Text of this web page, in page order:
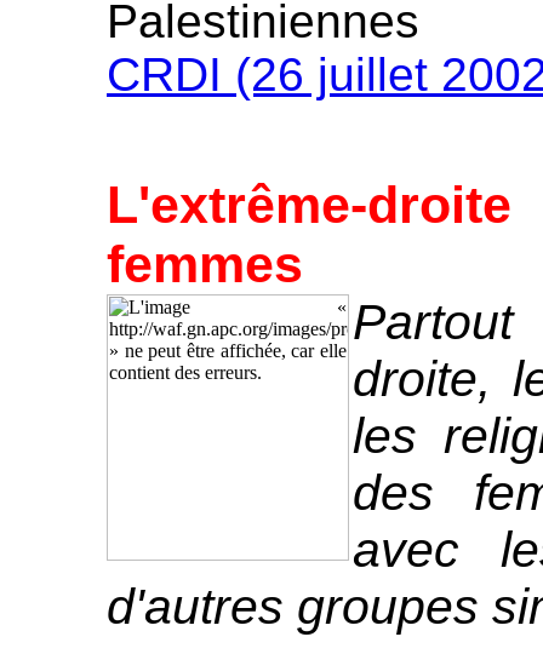
Palestiniennes
CRDI (26 juillet
L'extrême-
femmes
droite,
les
des
avec
d'autres groupes